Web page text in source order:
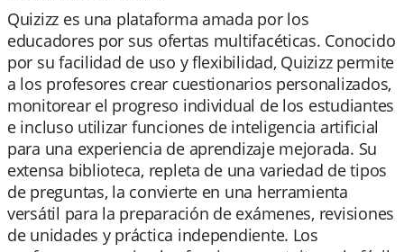
Quizizz es una plataforma amada por los
educadores por sus ofertas multifacéticas. Conocido
por su facilidad de uso y flexibilidad, Quizizz permite
a los profesores crear cuestionarios personalizados,
monitorear el progreso individual de los estudiantes
e incluso utilizar funciones de inteligencia artificial
para una experiencia de aprendizaje mejorada. Su
extensa biblioteca, repleta de una variedad de tipos
de preguntas, la convierte en una herramienta
versátil para la preparación de exámenes, revisiones
de unidades y práctica independiente. Los